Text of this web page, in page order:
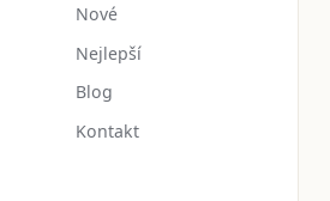
Nové
Nejlepší
Blog
Kontakt